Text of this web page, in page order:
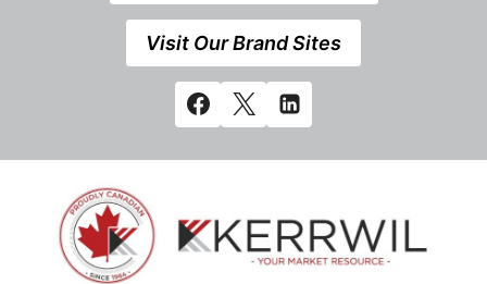
Visit Our Brand Sites